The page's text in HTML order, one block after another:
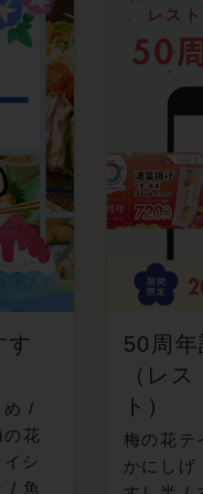
す
/
の花
シ
/ 魚
50周
（レ
ト）
梅の花テ
かにしげ